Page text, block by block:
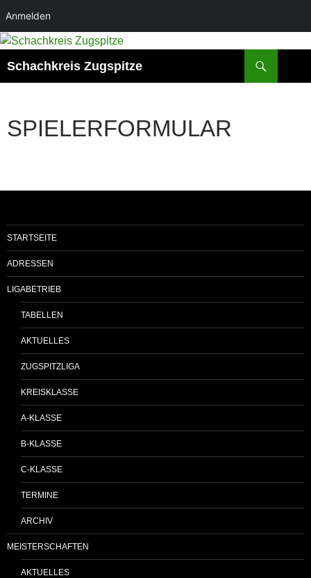
Anmelden
Schachkreis Zugspitze
SPIELERFORMULAR
STARTSEITE
ADRESSEN
LIGABETRIEB
TABELLEN
AKTUELLES
ZUGSPITZLIGA
KREISKLASSE
A-KLASSE
B-KLASSE
C-KLASSE
TERMINE
ARCHIV
MEISTERSCHAFTEN
AKTUELLES